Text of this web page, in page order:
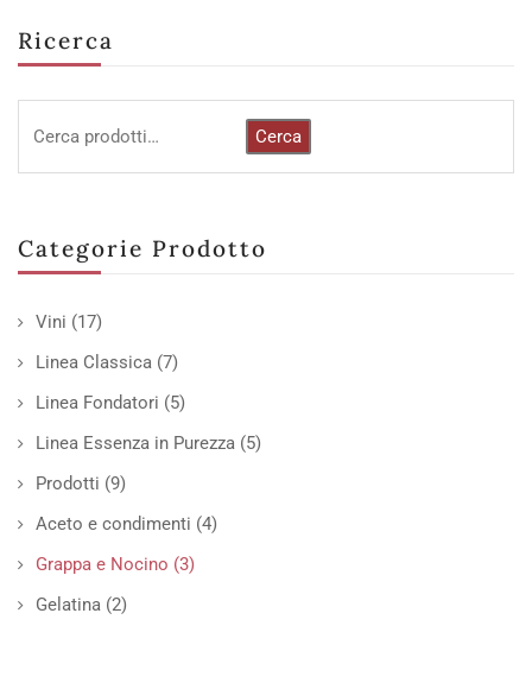
Ricerca
Cerca
Categorie Prodotto
Vini (17)
Linea Classica (7)
Linea Fondatori (5)
Linea Essenza in Purezza (5)
Prodotti (9)
Aceto e condimenti (4)
Grappa e Nocino (3)
Gelatina (2)